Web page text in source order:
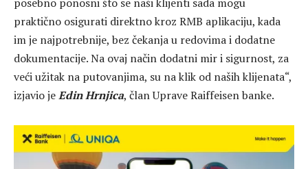
praktično osigurati direktno kroz RMB aplikaciju, kada
im je najpotrebnije, bez čekanja u redovima i dodatne
dokumentacije. Na ovaj način dodatni mir i sigurnost, za
veći užitak na putovanjima, su na klik od naših klijenata“,
izjavio jeEdin Hrnjica, član Uprave Raiffeisen banke.